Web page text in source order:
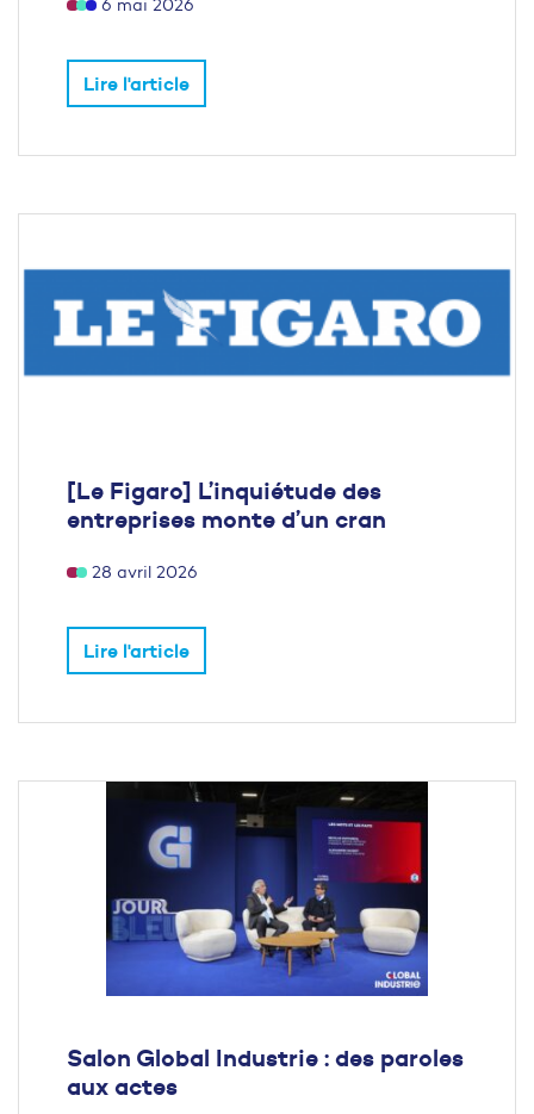
6 mai 2026
Lire l'article
[Le Figaro] L’inquiétude des
entreprises monte d’un cran
28 avril 2026
Lire l'article
Salon Global Industrie : des paroles
aux actes